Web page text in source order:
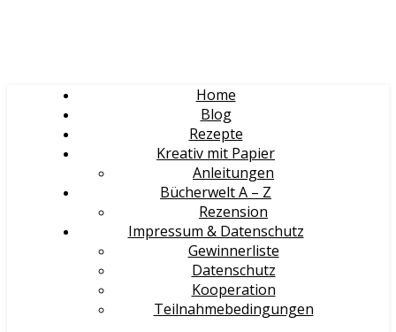
Home
Blog
Rezepte
Kreativ mit Papier
Anleitungen
Bücherwelt A – Z
Rezension
Impressum & Datenschutz
Gewinnerliste
Datenschutz
Kooperation
Teilnahmebedingungen